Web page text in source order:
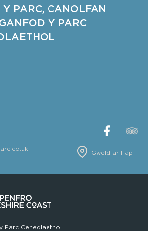
Y PARC, CANOLFAN
Y PARC
Gweld ar Fap
Parc Cenedlaethol